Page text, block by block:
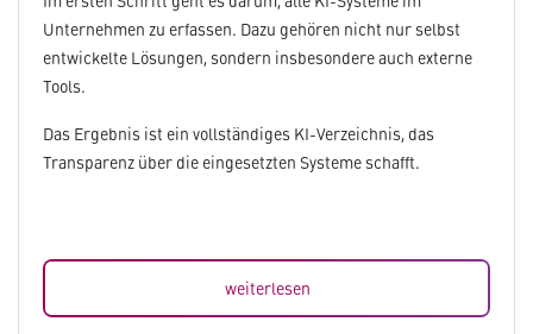
Unternehmen zu erfassen. Dazu gehören nicht nur selbst
entwickelte Lösungen, sondern insbesondere auch externe
Tools.
Das Ergebnis ist ein vollständiges KI-Verzeichnis, das
Transparenz über die eingesetzten Systeme schafft.
weiterlesen